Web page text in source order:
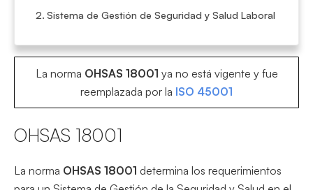
Sistema de Gestión de Seguridad y Salud Laboral
La norma OHSAS 18001 ya no está vigente y fue
reemplazada por la ISO 45001
OHSAS 18001
La norma OHSAS 18001 determina los requerimientos